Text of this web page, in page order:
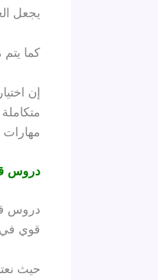
يجعل
كما
إن اختيار
دروس
دروس
قوي في
حيث